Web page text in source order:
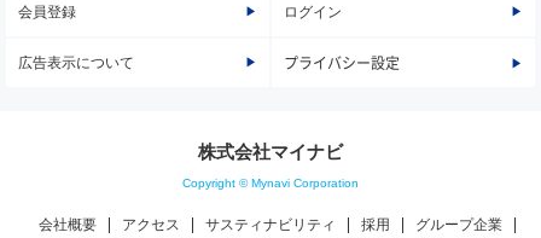
会員登録 ログイン
広告表示について プライバシー設定
株式会社マイナビ
Copyright © Mynavi Corporation
会社概要 アクセス サスティナビリティ 採用 グループ企業